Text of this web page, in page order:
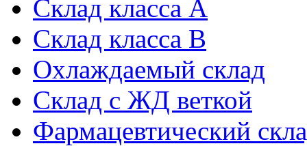
Склад класса A
Склад класса B
Охлаждаемый склад
Склад с ЖД веткой
Фармацевтический